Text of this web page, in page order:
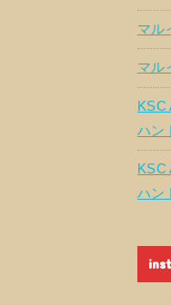
マル
マル
KSC
ハン
KSC
ハン